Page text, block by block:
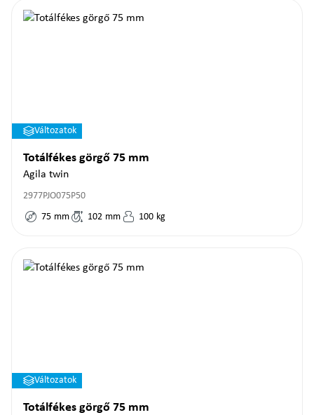
Változatok
Totálfékes görgő 75 mm
Agila twin
2977PJO075P50
75 mm 102 mm 100 kg
Változatok
Totálfékes görgő 75 mm